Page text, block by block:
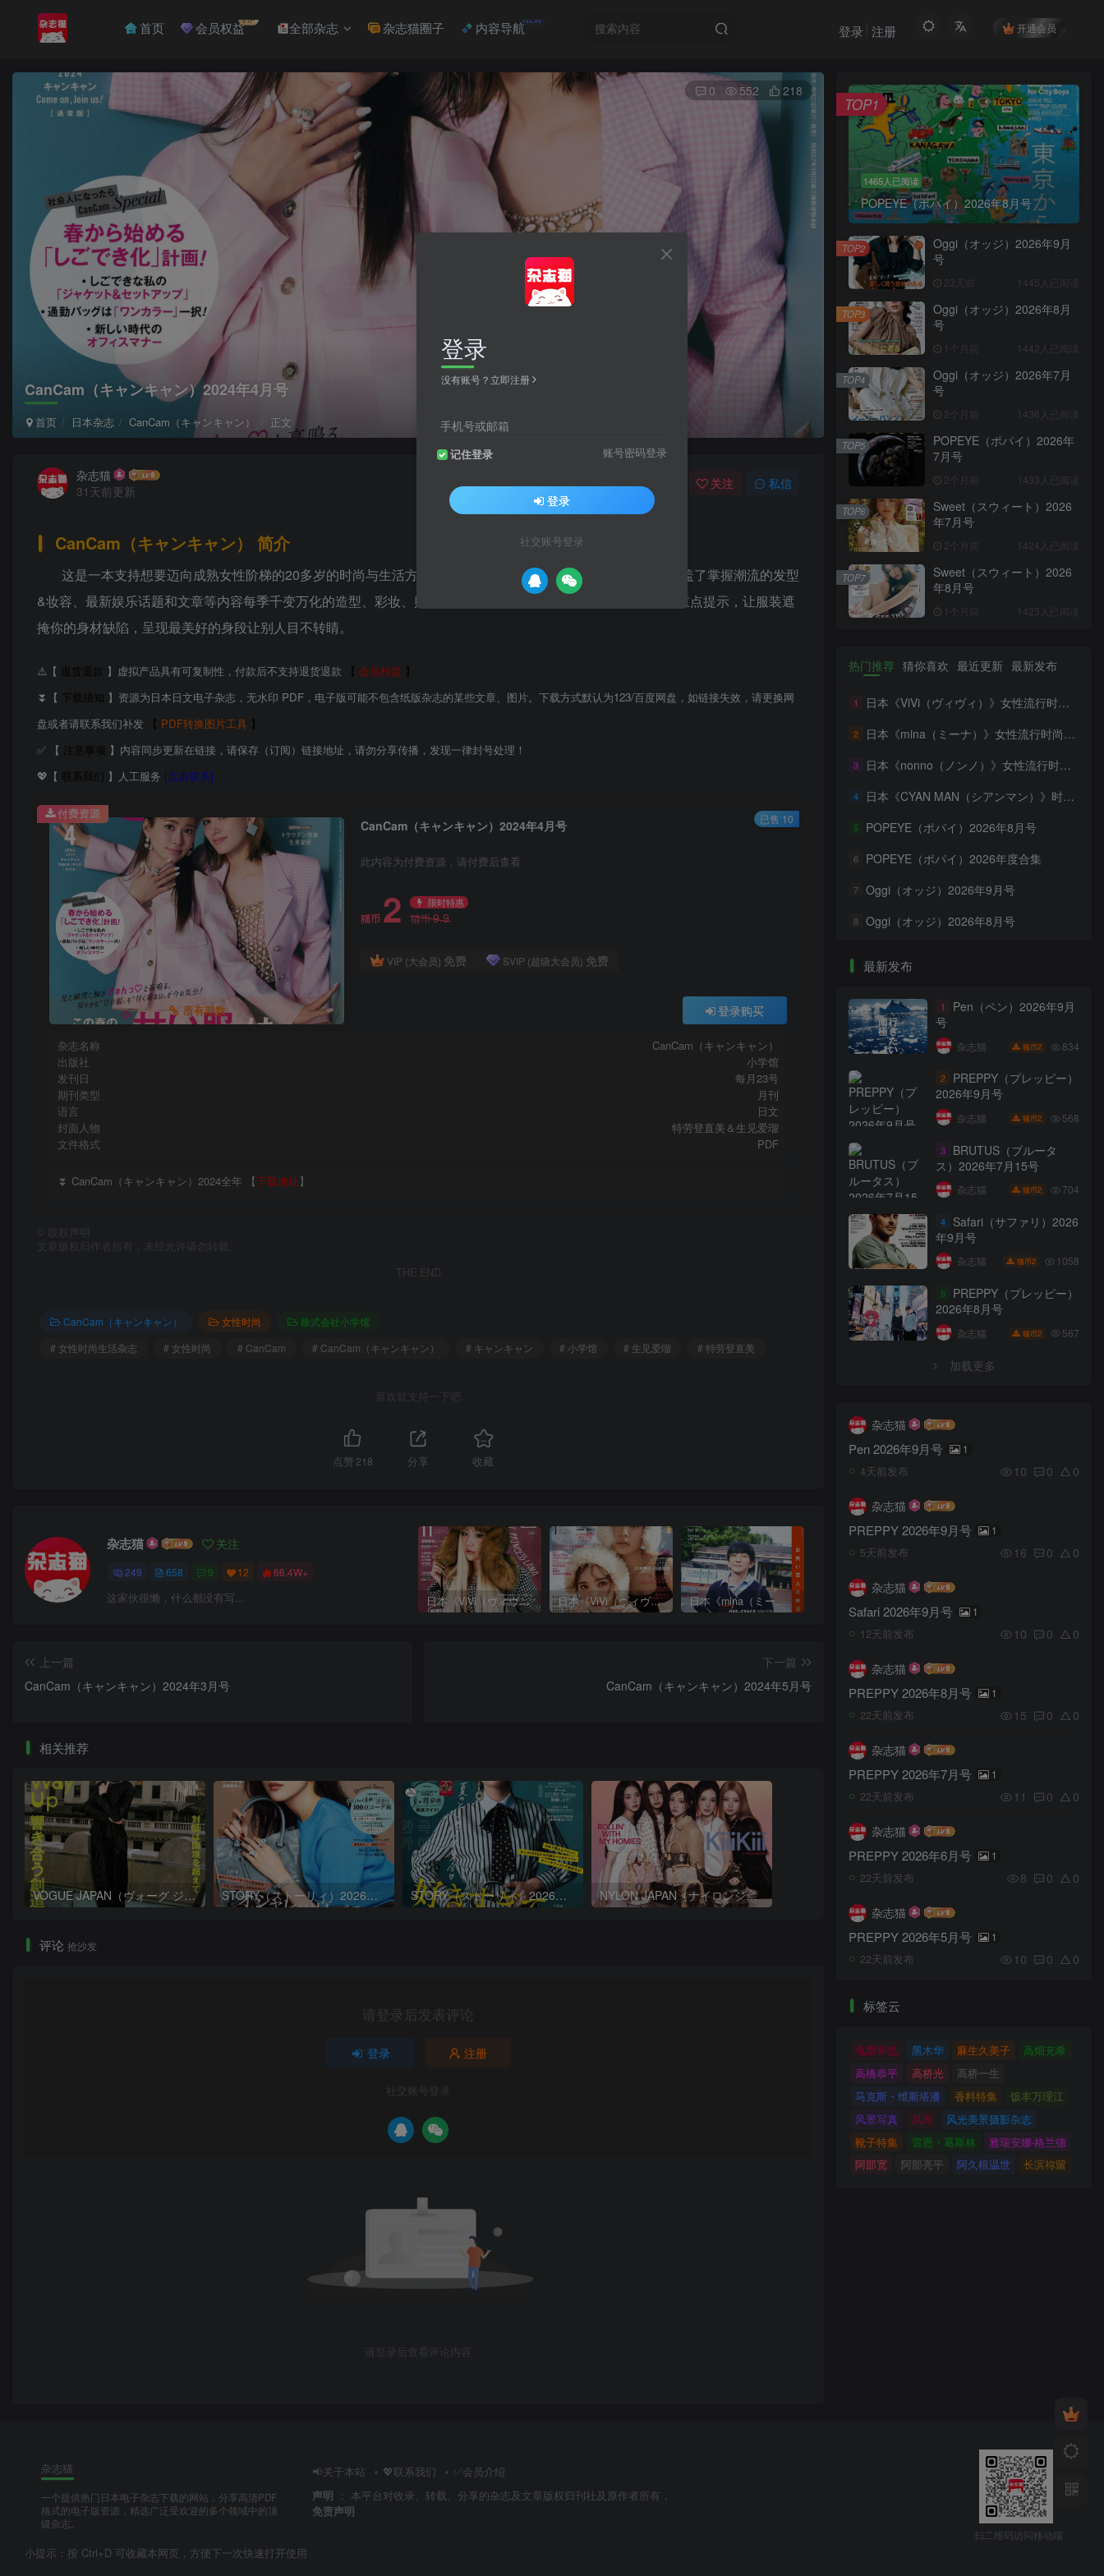
首页 会员权益VIP 全部杂志 杂志猫圈子 内容导航NEW
开通会员
登录 注册
CanCam（キャンキャン）2024年4月号
首页 日本杂志 CanCam（キャンキャン） 正文
0 552 218
杂志猫
31天前更新
关注 私信
CanCam（キャンキャン） 简介
这是一本支持想要迈向成熟女性阶梯的20多岁的时尚与生活方式杂志。以受欢迎的高雅可爱时尚为中心，涵盖了掌握潮流的发型
&妆容、最新娱乐话题和文章等内容每季千变万化的造型、彩妆、贴身衣物等资讯，以整齐的编排方式与优缺点重点提示，让服装遮
掩你的身材缺陷，呈现最美好的身段让别人目不转睛。
⚠️【 退货退款 】虚拟产品具有可复制性，付款后不支持退货退款 【 会员权益 】
⏬【
下载须知
】资源为日本日文电子杂志，无水印 PDF，电子版可能不包含纸版杂志的某些文章、图片。下载方式默认为123/百度网盘，如链接失效，请更换网
盘或者请联系我们补发
【 PDF转换图片工具 】
✅ 【 注意事项 】内容同步更新在链接，请保存（订阅）链接地址，请勿分享传播，发现一律封号处理！
💖【 联系我们 】人工服务 [点击联系]
所有期数
CanCam（キャンキャン）2024年4月号
此内容为付费资源，请付费后查看
猫币 2 限时特惠
猫币9.9
VIP (大会员) 免费 SVIP (超级大会员) 免费
登录购买
杂志名称
CanCam（キャンキャン）
出版社
小学馆
发刊日
每月23号
期刊类型
月刊
语言
日文
封面人物
特劳登直美＆生见爱瑠
文件格式
PDF
⏬ CanCam（キャンキャン）2024全年 【下载地址】
付费资源 已售 10
版权声明
文章版权归作者所有，未经允许请勿转载。
THE END
CanCam（キャンキャン） 女性时尚
株式会社小学馆
# 女性时尚生活杂志
# 女性时尚 # CanCam # CanCam（キャンキャン） # キャンキャン # 小学馆 # 生见爱瑠 # 特劳登直美
喜欢就支持一下吧
点赞218 分享 收藏
杂志猫 关注
249 658 9 12 66.4W+
这家伙很懒，什么都没有写... 日本《ViVi（ヴィヴィ）》女性流行时尚杂志 PDF电子版【2025年·全年订阅】 日本《ViVi（ヴィヴィ）》女性流行时尚杂志 PDF电子版【2024年·全年订阅】 日本《mina（ミーナ）》女性流行时尚杂志 PDF电子版【2025年·全年订阅】
上一篇
CanCam（キャンキャン）2024年3月号
下一篇
CanCam（キャンキャン）2024年5月号
相关推荐
VOGUE JAPAN（ヴォーグ ジャパン）2026年9月号 STORY（ストーリィ）2026年9月号 STORY（ストーリィ）2026年8月号 NYLON JAPAN（ナイロンジャパン）2026年9月号
评论 抢沙发
请登录后发表评论
登录 注册
社交账号登录
请登录后查看评论内容
1465人已阅读
POPEYE（ポパイ）2026年8月号
TOP1
Oggi（オッジ）2026年9月
号
23天前 1445人已阅读
TOP2
Oggi（オッジ）2026年8月
号
1个月前 1442人已阅读
TOP3
Oggi（オッジ）2026年7月
号
2个月前 1436人已阅读
TOP4
POPEYE（ポパイ）2026年
7月号
2个月前 1433人已阅读
TOP5
Sweet（スウィート）2026
年7月号
2个月前 1424人已阅读
TOP6
Sweet（スウィート）2026
年8月号
1个月前 1423人已阅读
TOP7
热门推荐 猜你喜欢 最近更新 最新发布
1 日本《ViVi（ヴィヴィ）》女性流行时尚杂志 PDF电子版【2026年·全年订阅】
2 日本《mina（ミーナ）》女性流行时尚杂志 PDF电子版【2026年·全年订阅】
3 日本《nonno（ノンノ）》女性流行时尚资讯杂志 PDF电子版【2026年·全年订阅】
4 日本《CYAN MAN（シアンマン）》时髦发妆服饰流行杂志 PDF电子版【2026年·全年订阅】
5 POPEYE（ポパイ）2026年8月号
6 POPEYE（ポパイ）2026年度合集
7 Oggi（オッジ）2026年9月号
8 Oggi（オッジ）2026年8月号
最新发布
1
Pen（ペン）2026年9月
号
杂志猫 猫币2 834
2
PREPPY（プレッピー）
2026年9月号
杂志猫 猫币2 568
3
BRUTUS（ブルータ
ス）2026年7月15号
杂志猫 猫币2 704
4
Safari（サファリ）2026
年9月号
杂志猫 猫币2 1058
5
PREPPY（プレッピー）
2026年8月号
杂志猫 猫币2 567
加载更多
杂志猫
Pen 2026年9月号 1
4天前发布 10 0 0
杂志猫
PREPPY 2026年9月号 1
5天前发布 16 0 0
杂志猫
Safari 2026年9月号 1
12天前发布 10 0 0
杂志猫
PREPPY 2026年8月号 1
22天前发布 15 0 0
杂志猫
PREPPY 2026年7月号 1
22天前发布 11 0 0
杂志猫
PREPPY 2026年6月号 1
22天前发布 8 0 0
杂志猫
PREPPY 2026年5月号 1
22天前发布 10 0 0
标签云
龟梨和也 黑木华 麻生久美子
高畑充希
高橋恭平
高桥光
高桥一生
马克斯・维斯塔潘
香料特集
饭丰万理江
风景写真
风尚
风光美景摄影杂志
靴子特集
雷恩・葛斯林
雅瑞安娜‧格兰德
阿部宽
阿部亮平 阿久根温世 长滨祢留
杂志猫
一个提供热门日本电子杂志下载的网站，分享高清PDF
格式的电子版资源，精选广泛受欢迎的多个领域中的顶
级杂志。
📢关于本站 💖联系我们
✅会员介绍
声明 ： 本平台对收录、转载、分享的杂志及文章版权归刊社及原作者所有，
免责声明
扫二维码访问移动端
小提示：按 Ctrl+D 可收藏本网页，方便下一次快速打开使用
登录
没有账号？立即注册
手机号或邮箱
记住登录 账号密码登录
登录
社交账号登录